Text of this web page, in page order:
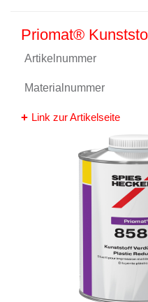
Priomat®
Artikelnummer
Materialnummer
Link zur Artikelseite